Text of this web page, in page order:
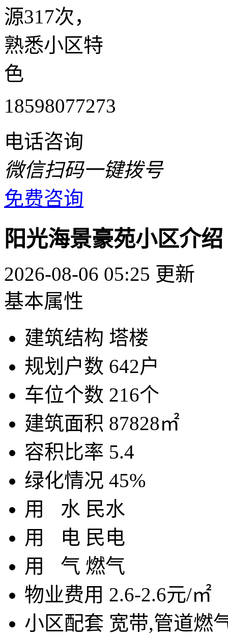
源317次，
熟悉小区特
色
18598077273
电话咨询
微信扫码一键拨号
免费咨询
阳光海景豪苑小区介绍
2026-08-06 05:25 更新
基本属性
建筑结构 塔楼
规划户数 642户
车位个数 216个
建筑面积 87828㎡
容积比率 5.4
绿化情况 45%
用 水 民水
用
电 民电
用 气 燃气
物业费用 2.6-2.6元/㎡
小区配套 宽带,管道燃